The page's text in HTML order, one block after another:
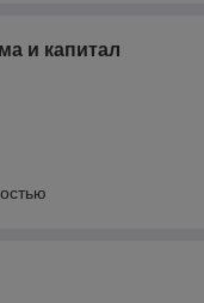
и капитал